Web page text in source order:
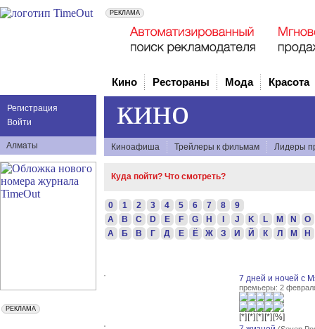
Регистрация
Войти
Алматы
Кино Рестораны Мода Красота
кино
Киноафиша Трейлеры к фильмам Лидеры
Куда пойти? Что смотреть?
0 1 2 3 4 5 6 7 8
9
A
B C D E F G H J K L M N
O
А
Б В Г Д Е Ё Ж З И Й К Л М Н
7 дней и ночей с
премьеры: 2